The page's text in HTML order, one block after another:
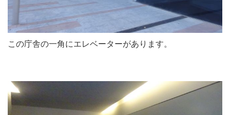
この庁舎の一角にエレベーターがあります。